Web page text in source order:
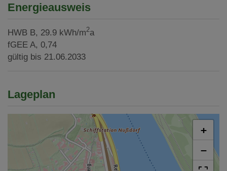
Energieausweis
HWB B, 29.9 kWh/m2a
fGEE A, 0,74
gültig bis 21.06.2033
Lageplan
+
−